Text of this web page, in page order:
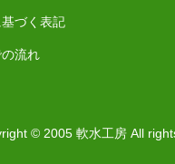
づく表記
流れ
© 2005 軟水工房 All